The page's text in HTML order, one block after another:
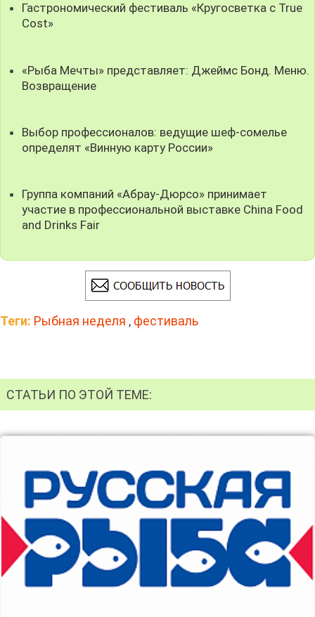
Гастрономический фестиваль «Кругосветка с True
Cost»
«Рыба Мечты» представляет: Джеймс Бонд. Меню.
Возвращение
Выбор профессионалов: ведущие шеф-сомелье
определят «Винную карту России»
Группа компаний «Абрау-Дюрсо» принимает
участие в профессиональной выставке China Food
and Drinks Fair
Теги: Рыбная неделя , фестиваль
СТАТЬИ ПО ЭТОЙ ТЕМЕ: